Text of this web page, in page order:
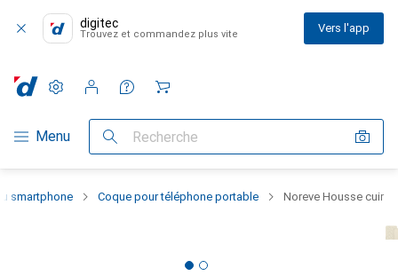
digitec
Trouvez et commandez plus vite Vers l'app
Navigation par catégorie
Menu Recherche
Paramètres
Compte client
Listes de comparaison
Listes d'envies
Panier
smartphone Coque pour téléphone portable Noreve Housse cuir